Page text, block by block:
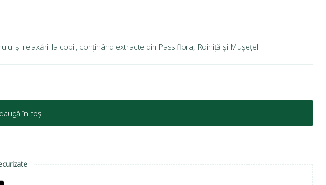
și relaxării la copii, conținând extracte din Passiflora, Roiniță și Mușețel.
în coș